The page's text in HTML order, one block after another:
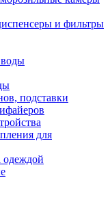
и фильтры
подставки
для
одеждой